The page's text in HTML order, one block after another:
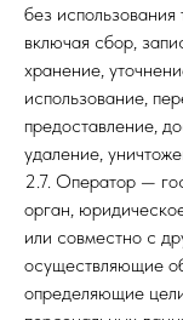
без
включая сбор,
хранение,
использование,
предоставление,
удаление,
2.7. Оператор —
орган,
или совместно с
осуществляющие
определяющие